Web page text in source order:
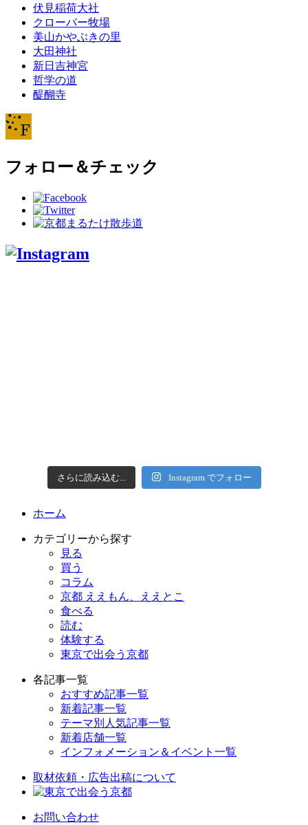
伏見稲荷大社
クローバー牧場
美山かやぶきの里
大田神社
新日吉神宮
哲学の道
醍醐寺
フォロー＆チェック
さらに読み込む... Instagram でフォロー
ホーム
カテゴリーから探す
見る
買う
コラム
京都 ええもん、ええとこ
食べる
読む
体験する
東京で出会う京都
各記事一覧
おすすめ記事一覧
新着記事一覧
テーマ別人気記事一覧
新着店舗一覧
インフォメーション＆イベント一覧
取材依頼・広告出稿について
お問い合わせ